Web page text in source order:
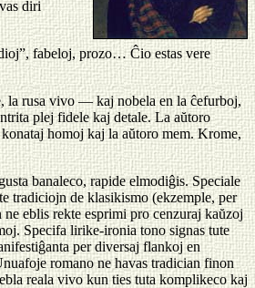
diri
fabeloj, prozo… Ĉio estas vere
la rusa vivo — kaj nobela en la ĉefurboj,
plej fidele kaj detale. La aŭtoro
homoj kaj la aŭtoro mem. Krome,
banaleco, rapide elmodiĝis. Speciale
tradiciojn de klasikismo (ekzemple, per
eblis rekte esprimi pro cenzuraj kaŭzoj
Specifa lirike-ironia tono signas tute
per diversaj flankoj en
romano ne havas tradician finon
reala vivo kun ties tuta komplikeco kaj